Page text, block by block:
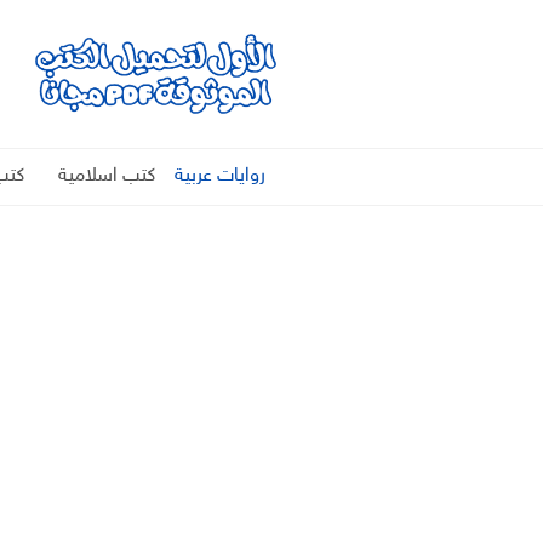
روايات عربية كتب اسلامية